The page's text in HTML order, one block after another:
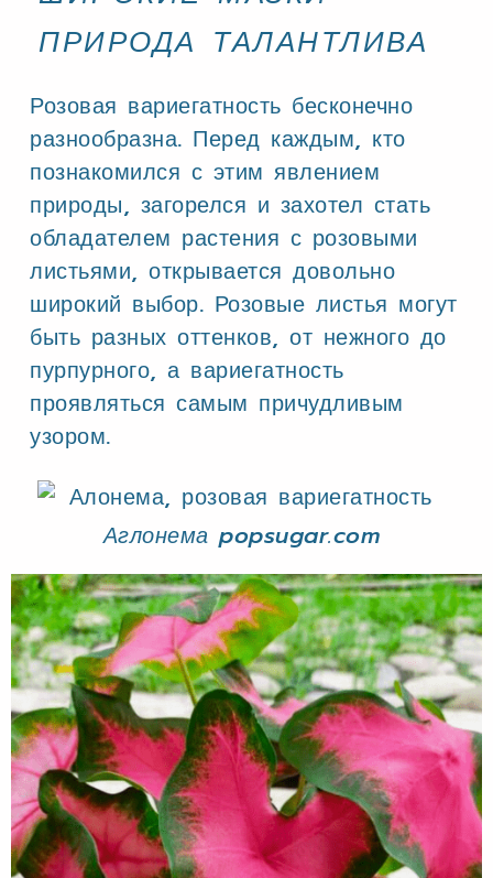
ПРИРОДА ТАЛАНТЛИВА
Розовая вариегатность бесконечно
разнообразна. Перед каждым, кто
познакомился с этим явлением
природы, загорелся и захотел стать
обладателем растения с розовыми
листьями, открывается довольно
широкий выбор. Розовые листья могут
быть разных оттенков, от нежного до
пурпурного, а вариегатность
проявляться самым причудливым
узором.
Аглонема popsugar.com